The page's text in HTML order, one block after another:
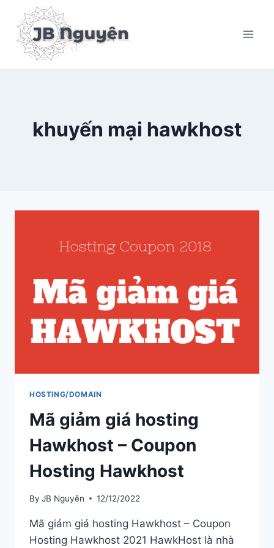
content
khuyến mại hawkhost
HOSTING/DOMAIN
Mã giảm giá hosting
Hawkhost – Coupon
Hosting Hawkhost
By JB Nguyên 12/12/2022
Mã giảm giá hosting Hawkhost – Coupon
Hosting Hawkhost 2021 HawkHost là nhà